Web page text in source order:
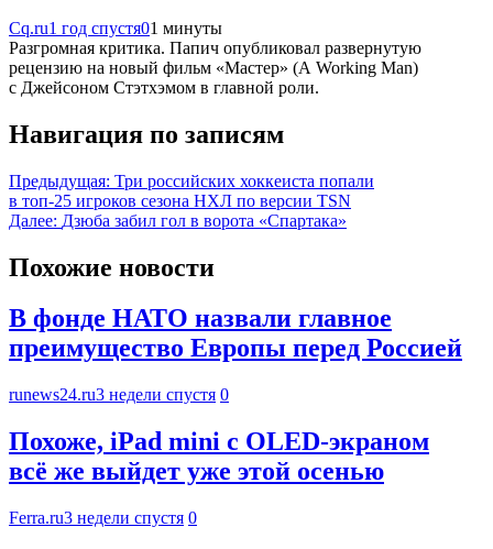
Cq.ru1 год спустя01 минуты
Разгромная критика. Папич опубликовал развернутую
рецензию на новый фильм «Мастер» (A Working Man)
с Джейсоном Стэтхэмом в главной роли.
Навигация по записям
Предыдущая: Три российских хоккеиста попали
в топ-25 игроков сезона НХЛ по версии TSN
Далее: Дзюба забил гол в ворота «Спартака»
Похожие новости
В фонде НАТО назвали главное
преимущество Европы перед Россией
runews24.ru3 недели спустя 0
Похоже, iPad mini с OLED-экраном
всё же выйдет уже этой осенью
Ferra.ru3 недели спустя 0